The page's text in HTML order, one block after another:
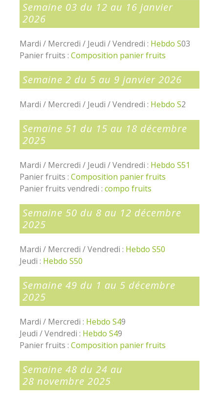
Semaine 03 du 12 au 16 janvier
2026
Mardi / Mercredi / Jeudi / Vendredi : Hebdo S03
Panier fruits : Composition panier fruits
Semaine 2 du 5 au 9 janvier 2026
Mardi / Mercredi / Jeudi / Vendredi : Hebdo S2
Semaine 51 du 15 au 18 décembre
2025
Mardi / Mercredi / Jeudi / Vendredi : Hebdo S51
Panier fruits : Composition panier fruits
Panier fruits vendredi : compo fruits
Semaine 50 du 8 au 12 décembre
2025
Mardi / Mercredi / Vendredi : Hebdo S50
Jeudi : Hebdo S50
Semaine 49 du 1 au 5 décembre
2025
Mardi / Mercredi : Hebdo S49
Jeudi / Vendredi : Hebdo S49
Panier fruits : Composition panier fruits
Semaine 48 du 24 au
28 novembre 2025